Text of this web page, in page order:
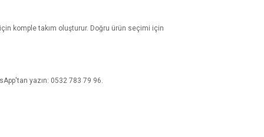
komple takım oluşturur. Doğru ürün seçimi için
yazın: 0532 783 79 96.